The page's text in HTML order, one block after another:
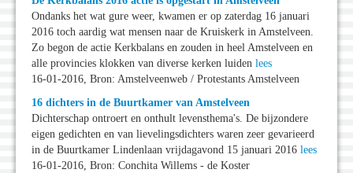
Ondanks het wat gure weer, kwamen er op zaterdag 16 januari
2016 toch aardig wat mensen naar de Kruiskerk in Amstelveen.
Zo begon de actie Kerkbalans en zouden in heel Amstelveen en
alle provincies klokken van diverse kerken luiden lees
16-01-2016, Bron: Amstelveenweb / Protestants Amstelveen
16 dichters in de Buurtkamer van Amstelveen
Dichterschap ontroert en onthult levensthema's. De bijzondere
eigen gedichten en van lievelingsdichters waren zeer gevarieerd
in de Buurtkamer Lindenlaan vrijdagavond 15 januari 2016 lees
16-01-2016, Bron: Conchita Willems - de Koster